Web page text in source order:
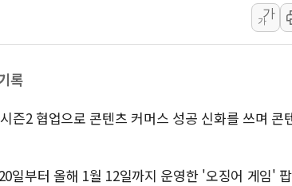
오세훈 "용산
충북 주말 무
10월 보완수
한상협, 업계
민주당, 오늘
뉴욕증시, 고
트럼프, 쿡
가
가
록
2 협업으로 콘텐츠 커머스 성공 신화를 쓰며 콘
일부터 올해 1월 12일까지 운영한 '오징어 게임' 팝